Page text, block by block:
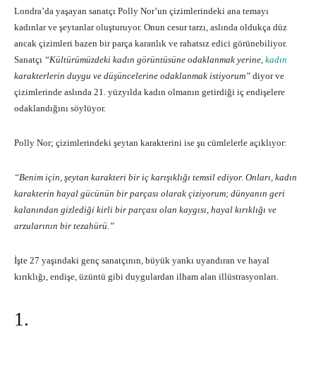
Londra’da yaşayan sanatçı Polly Nor’un çizimlerindeki ana temayı
kadınlar ve şeytanlar oluşturuyor. Onun cesur tarzı, aslında oldukça düz
ancak çizimleri bazen bir parça karanlık ve rahatsız edici görünebiliyor.
Sanatçı “Kültürümüzdeki kadın görüntüsüne odaklanmak yerine, kadın
karakterlerin duygu ve düşüncelerine odaklanmak istiyorum” diyor ve
çizimlerinde aslında 21. yüzyılda kadın olmanın getirdiği iç endişelere
odaklandığını söylüyor.
Polly Nor; çizimlerindeki şeytan karakterini ise şu cümlelerle açıklıyor:
“Benim için, şeytan karakteri bir iç karışıklığı temsil ediyor. Onları, kadın
karakterin hayal gücünün bir parçası olarak çiziyorum; dünyanın geri
kalanından gizlediği kirli bir parçası olan kaygısı, hayal kırıklığı ve
arzularının bir tezahürü.”
İşte 27 yaşındaki genç sanatçının, büyük yankı uyandıran ve hayal
kırıklığı, endişe, üzüntü gibi duygulardan ilham alan illüstrasyonları.
1.